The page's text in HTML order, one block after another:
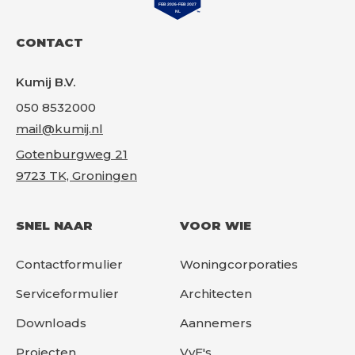
CONTACT
Kumij B.V.
050 8532000
mail@kumij.nl
Gotenburgweg 21
9723 TK, Groningen
SNEL NAAR
Contactformulier
Serviceformulier
Downloads
VOOR WIE
Woningcorporaties
Architecten
Aannemers